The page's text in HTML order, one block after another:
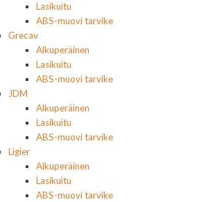
Lasikuitu
ABS-muovi tarvike
Grecav
Alkuperäinen
Lasikuitu
ABS-muovi tarvike
JDM
Alkuperäinen
Lasikuitu
ABS-muovi tarvike
Ligier
Alkuperäinen
Lasikuitu
ABS-muovi tarvike